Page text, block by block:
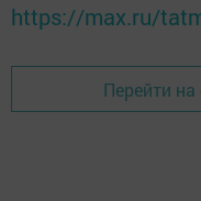
https://max.ru/
Перейти